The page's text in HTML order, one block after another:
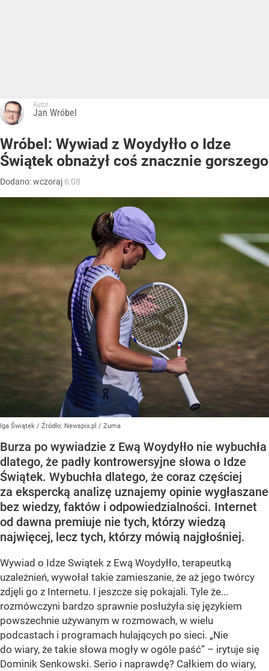
Autor:
Jan Wróbel
Wróbel: Wywiad z Woydyłło o Idze
Świątek obnażył coś znacznie gorszego
Dodano:wczoraj 6:08
Iga Świątek / Źródło: Newspix.pl / Zuma
Burza po wywiadzie z Ewą Woydyłło nie wybuchła
dlatego, że padły kontrowersyjne słowa o Idze
Świątek. Wybuchła dlatego, że coraz częściej
za ekspercką analizę uznajemy opinie wygłaszane
bez wiedzy, faktów i odpowiedzialności. Internet
od dawna premiuje nie tych, którzy wiedzą
najwięcej, lecz tych, którzy mówią najgłośniej.
Wywiad o Idze Swiątek z Ewą Woydyłło, terapeutką
uzależnień, wywołał takie zamieszanie, że aż jego twórcy
zdjęli go z Internetu. I jeszcze się pokajali. Tyle że...
rozmówczyni bardzo sprawnie posłużyła się językiem
powszechnie używanym w rozmowach, w wielu
podcastach i programach hulających po sieci. „Nie
do wiary, że takie słowa mogły w ogóle paść” – irytuje się
Dominik Senkowski. Serio i naprawdę? Całkiem do wiary,